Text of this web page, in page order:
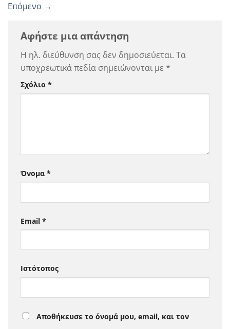
Επόμενο →
Αφήστε μια απάντηση
Η ηλ. διεύθυνση σας δεν δημοσιεύεται. Τα
υποχρεωτικά πεδία σημειώνονται με *
Σχόλιο *
Όνομα *
Email *
Ιστότοπος
Αποθήκευσε το όνομά μου, email, και τον